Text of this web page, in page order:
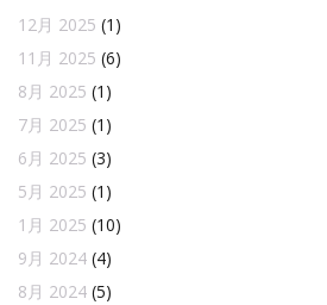
12月 2025 (1)
11月 2025 (6)
8月 2025 (1)
7月 2025 (1)
6月 2025 (3)
5月 2025 (1)
1月 2025 (10)
9月 2024 (4)
8月 2024 (5)